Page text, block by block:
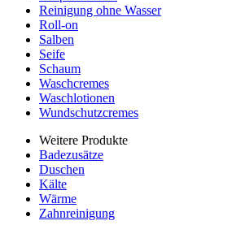
Reinigung ohne Wasser
Roll-on
Salben
Seife
Schaum
Waschcremes
Waschlotionen
Wundschutzcremes
Weitere Produkte
Badezusätze
Duschen
Kälte
Wärme
Zahnreinigung